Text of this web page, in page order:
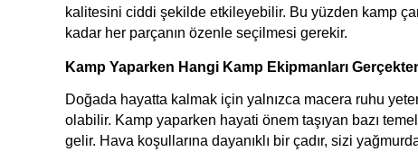
kalitesini ciddi şekilde etkileyebilir. Bu yüzden kamp
kadar her parçanın özenle seçilmesi gerekir.
Kamp Yaparken Hangi Kamp Ekipmanları
Doğada hayatta kalmak için yalnızca macera ruhu
olabilir. Kamp yaparken hayati önem taşıyan bazı
gelir. Hava koşullarına dayanıklı bir çadır, sizi